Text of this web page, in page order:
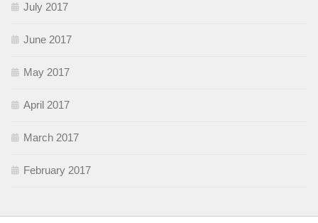
July 2017
June 2017
May 2017
April 2017
March 2017
February 2017